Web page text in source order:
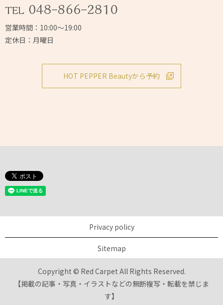
営業時間：10:00～19:00
定休日：月曜日
HOT PEPPER Beautyから予約
Privacy policy
Sitemap
Copyright © Red Carpet All Rights Reserved.
【掲載の記事・写真・イラストなどの無断複写・転載を禁じま
す】